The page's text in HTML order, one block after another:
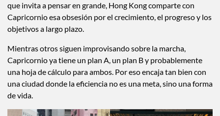
que invita a pensar en grande, Hong Kong comparte con
Capricornio esa obsesión por el crecimiento, el progreso y los
objetivos a largo plazo.
Mientras otros siguen improvisando sobre la marcha,
Capricornio ya tiene un plan A, un plan B y probablemente
una hoja de cálculo para ambos. Por eso encaja tan bien con
una ciudad donde la eficiencia no es una meta, sino una forma
de vida.